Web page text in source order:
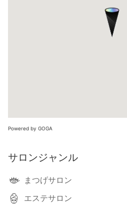
Powered by GOGA
サロンジャンル
まつげサロン
エステサロン